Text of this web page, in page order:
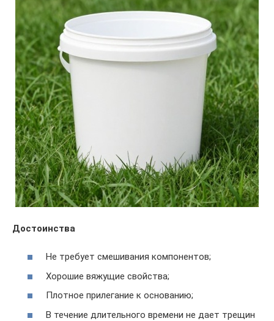
Достоинства
Не требует смешивания компонентов;
Хорошие вяжущие свойства;
Плотное прилегание к основанию;
В течение длительного времени не дает трещин